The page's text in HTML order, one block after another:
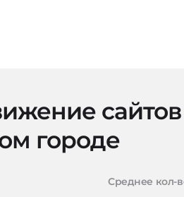
городе
Среднее кол-